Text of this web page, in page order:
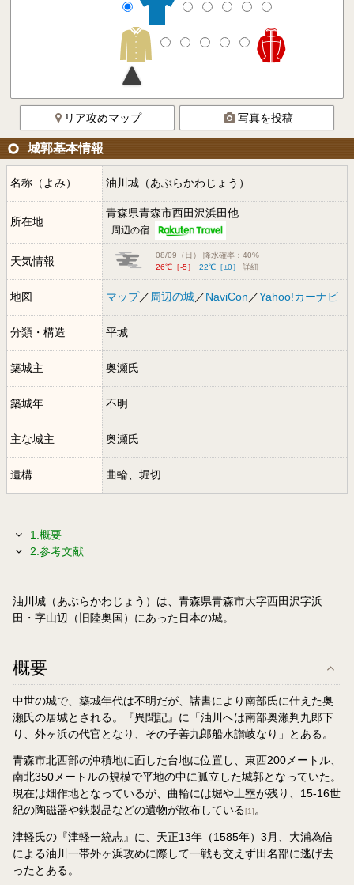
リア攻めマップ 写真を投稿
城郭基本情報
名称（よみ） 油川城（あぶらかわじょう）
所在地
青森県青森市西田沢浜田他
周辺の宿
天気情報
08/09（日） 降水確率：40%
26℃［-5］
22℃［±0］ 詳細
地図 マップ／ 周辺の城／NaviCon ／Yahoo!カーナビ
分類・構造 平城
築城主 奥瀬氏
築城年 不明
主な城主 奥瀬氏
遺構 曲輪、堀切
1.概要
2.参考文献
油川城（あぶらかわじょう）は、青森県青森市大字西田沢字浜
田・字山辺（旧陸奥国）にあった日本の城。
概要
中世の城で、築城年代は不明だが、諸書により南部氏に仕えた奥
瀬氏の居城とされる。『異聞記』に「油川へは南部奥瀬判九郎下
り、外ヶ浜の代官となり、その子善九郎船水讃岐なり」とある。
青森市北西部の沖積地に面した台地に位置し、東西200メートル、
南北350メートルの規模で平地の中に孤立した城郭となっていた。
現在は畑作地となっているが、曲輪には堀や土塁が残り、15-16世
紀の陶磁器や鉄製品などの遺物が散布している[1] 。
津軽氏の『津軽一統志』に、天正13年（1585年）3月、大浦為信
による油川一帯外ヶ浜攻めに際して一戦も交えず田名部に逃げ去
ったとある。